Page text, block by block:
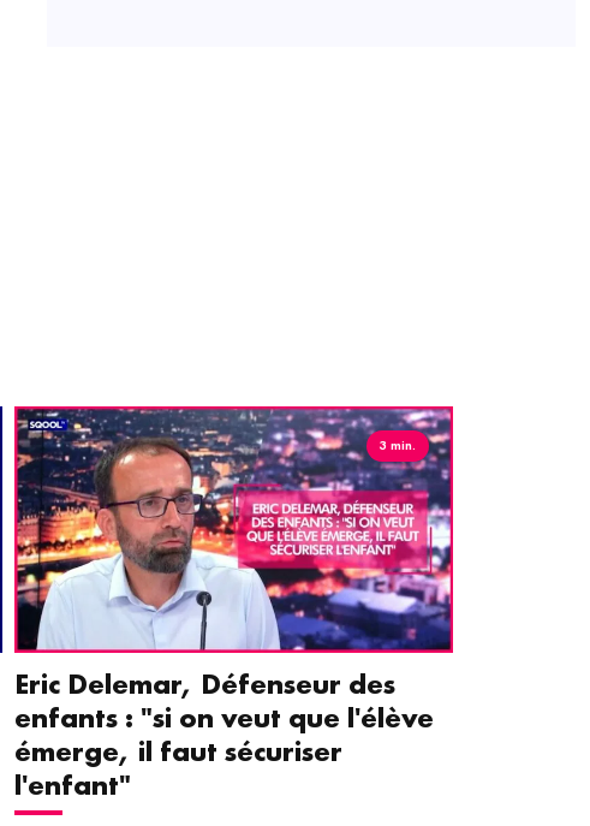
3 min.
Eric Delemar, Défenseur des
enfants : "si on veut que l'élève
émerge, il faut sécuriser
l'enfant"